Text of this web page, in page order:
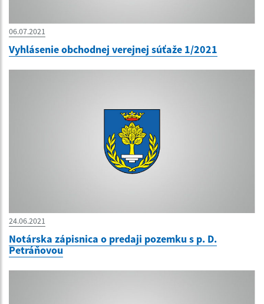
06.07.2021
Vyhlásenie obchodnej verejnej súťaže 1/2021
24.06.2021
Notárska zápisnica o predaji pozemku s p. D.
Petráňovou